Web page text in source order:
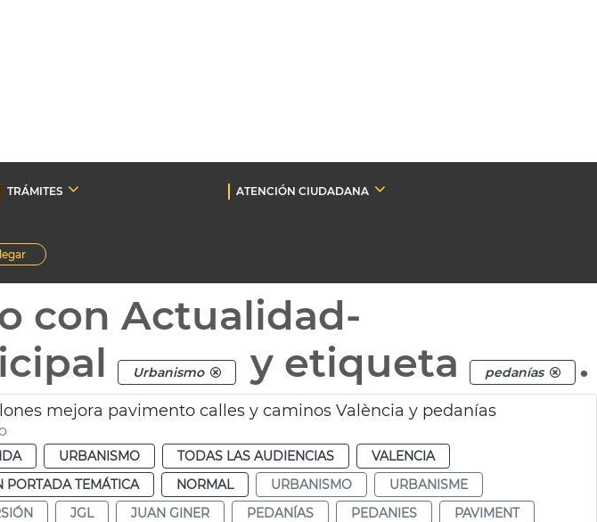
TRÁMITES
ATENCIÓN CIUDADANA
con Actualidad-
Urbanismo y etiqueta pedanías .
mejora pavimento calles y caminos València y pedanías
URBANISMO TODAS LAS AUDIENCIAS
VALENCIA
PORTADA TEMÁTICA NORMAL URBANISMO
URBANISME
JGL JUAN GINER PEDANÍAS PEDANIES
PAVIMENT